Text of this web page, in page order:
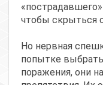
чтобы скрыться
Но нервная
попытке
поражения, они